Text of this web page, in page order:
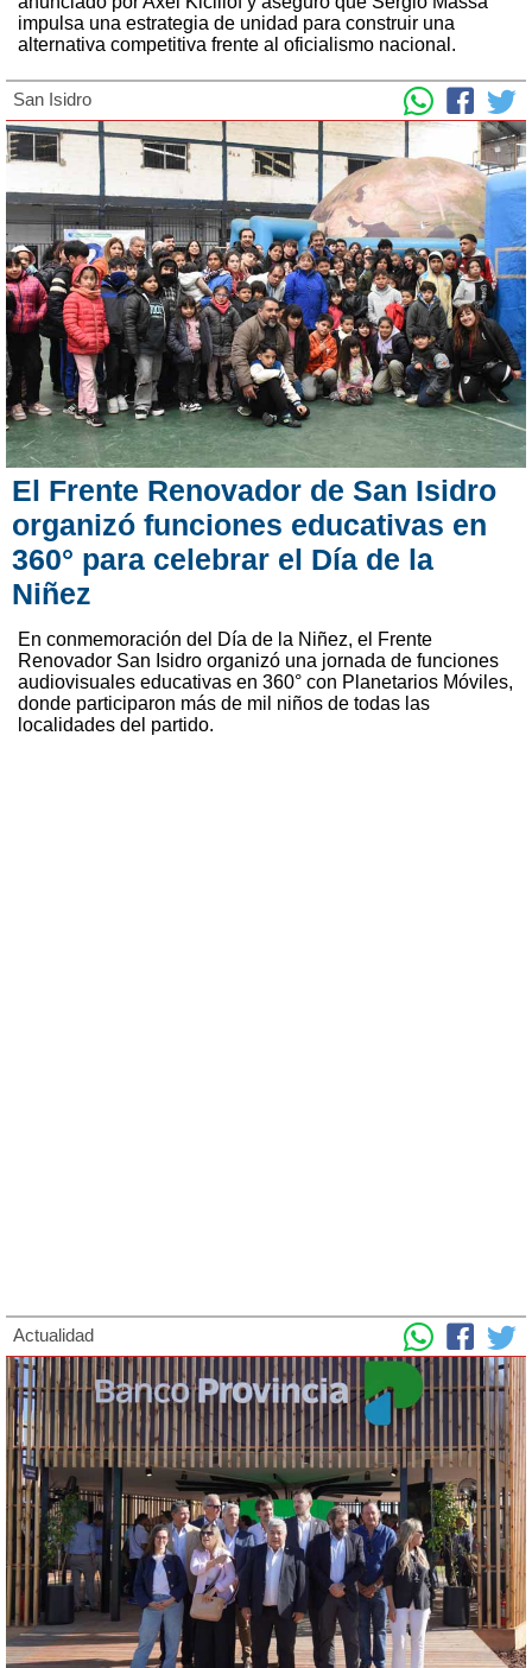
impulsa una estrategia de unidad para construir una
alternativa competitiva frente al oficialismo nacional.
San Isidro
El Frente Renovador de San Isidro
organizó funciones educativas en
360° para celebrar el Día de la
Niñez
En conmemoración del Día de la Niñez, el Frente
Renovador San Isidro organizó una jornada de funciones
audiovisuales educativas en 360° con Planetarios Móviles,
donde participaron más de mil niños de todas las
localidades del partido.
Actualidad